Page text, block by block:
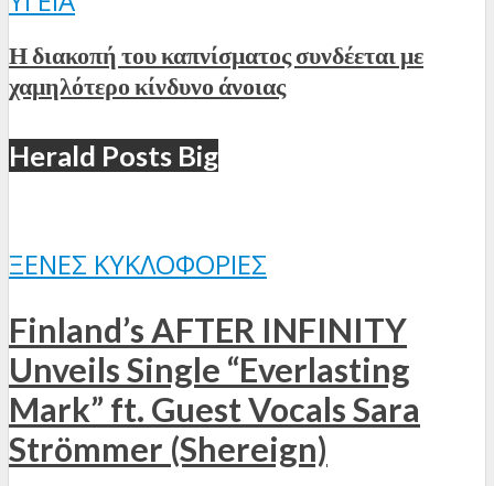
Η διακοπή του καπνίσματος συνδέεται με
χαμηλότερο κίνδυνο άνοιας
Herald Posts Big
ΞΈΝΕΣ ΚΥΚΛΟΦΟΡΊΕΣ
Finland’s AFTER INFINITY
Unveils Single “Everlasting
Mark” ft. Guest Vocals Sara
Strömmer (Shereign)